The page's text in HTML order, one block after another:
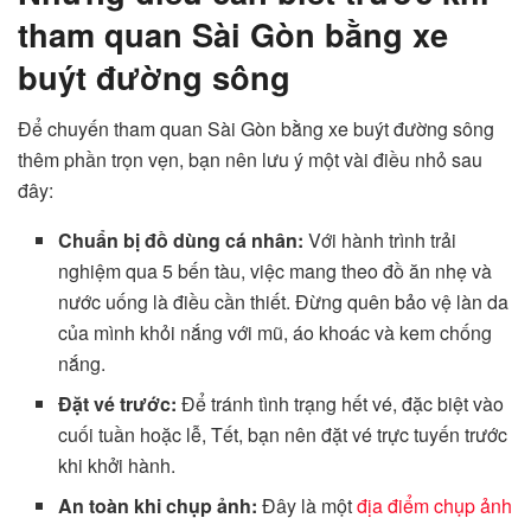
tham quan Sài Gòn bằng xe
buýt đường sông
Để chuyến tham quan Sài Gòn bằng xe buýt đường sông
thêm phần trọn vẹn, bạn nên lưu ý một vài điều nhỏ sau
đây:
Chuẩn bị đồ dùng cá nhân: Với hành trình trải
nghiệm qua 5 bến tàu, việc mang theo đồ ăn nhẹ và
nước uống là điều cần thiết. Đừng quên bảo vệ làn da
của mình khỏi nắng với mũ, áo khoác và kem chống
nắng.
Đặt vé trước: Để tránh tình trạng hết vé, đặc biệt vào
cuối tuần hoặc lễ, Tết, bạn nên đặt vé trực tuyến trước
khi khởi hành.
An toàn khi chụp ảnh: Đây là mộtđịa điểm chụp ảnh